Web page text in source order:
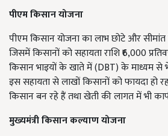
पीएम किसान योजना
पीएम किसान योजना का लाभ छोटे और
जिसमें किसानों को सहायता राशि ₹6,000
किसान भाइयों के खाते में (DBT) के माध्यम से
इस सहायता से लाखों किसानों को फायदा हो
किसान बन रहे हैं तथा खेती की लागत में भी
मुख्यमंत्री किसान कल्याण योजना